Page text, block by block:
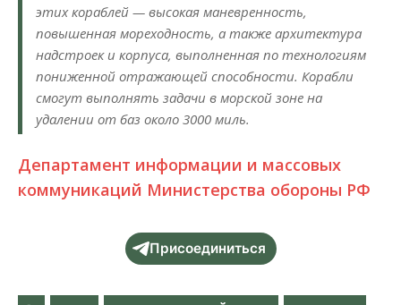
этих кораблей — высокая маневренность,
повышенная мореходность, а также архитектура
надстроек и корпуса, выполненная по технологиям
пониженной отражающей способности. Корабли
смогут выполнять задачи в морской зоне на
удалении от баз около 3000 миль.
Департамент информации и массовых
коммуникаций Министерства обороны РФ
Присоединиться